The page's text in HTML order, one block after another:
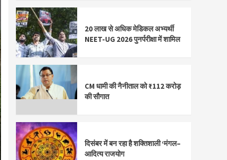
20 लाख से अधिक मेडिकल अभ्यर्थी
NEET-UG 2026 पुनर्परीक्षा में शामिल
CM धामी की नैनीताल को ₹112 करोड़
की सौगात
दिसंबर में बन रहा है शक्तिशाली ‘मंगल–
आदित्य राजयोग